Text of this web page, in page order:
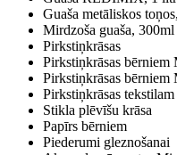
Guaša metāliskos
Mirdzoša guaša, 300ml
Pirkstiņkrāsas
Pirkstiņkrāsas
Pirkstiņkrāsas
Pirkstiņkrāsas
Stikla plēvīšu krāsa
Papīrs bērniem
Piederumi gleznošanai